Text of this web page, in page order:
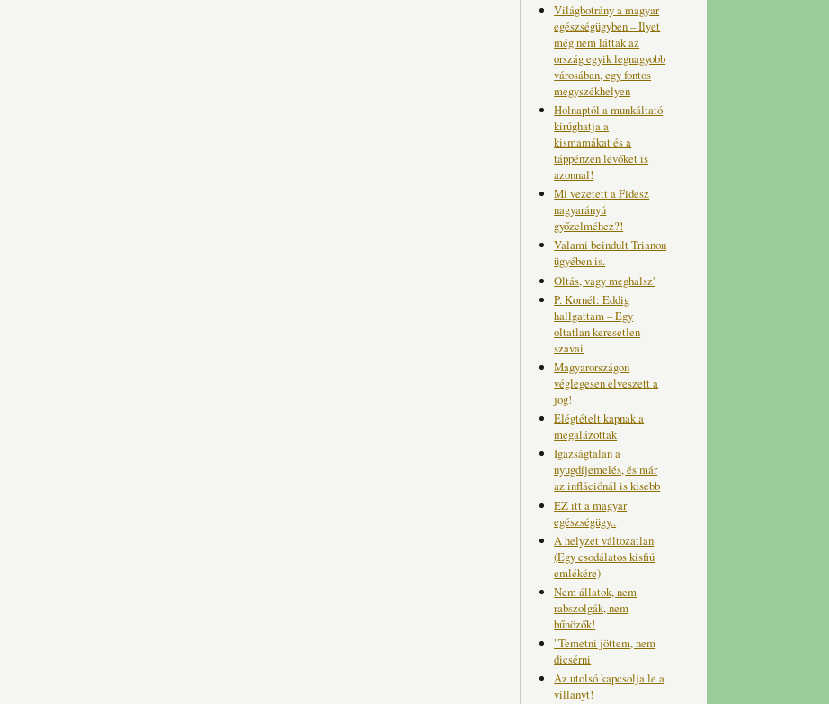
Világbotrány a magyar
egészségügyben – Ilyet
még nem láttak az
ország egyik legnagyobb
városában, egy fontos
megyszékhelyen
Holnaptól a munkáltató
kirúghatja a
kismamákat és a
táppénzen lévőket is
azonnal!
Mi vezetett a Fidesz
nagyarányú
győzelméhez?!
Valami beindult Trianon
ügyében is.
Oltás, vagy meghalsz'
P. Kornél: Eddig
hallgattam – Egy
oltatlan keresetlen
szavai
Magyarországon
véglegesen elveszett a
jog!
Elégtételt kapnak a
megalázottak
Igazságtalan a
nyugdíjemelés, és már
az inflációnál is kisebb
EZ itt a magyar
egészségügy..
A helyzet változatlan
(Egy csodálatos kisfiú
emlékére)
Nem állatok, nem
rabszolgák, nem
bűnözők!
"Temetni jöttem, nem
dicsérni
Az utolsó kapcsolja le a
villanyt!